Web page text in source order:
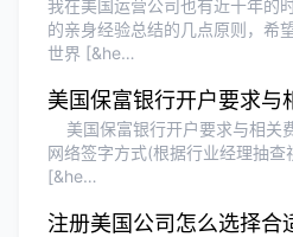
我在美国运营公司也有近十年的
的亲身经验总结的几点原则，希
世界 [&he…
美国保富银行开户要求与
美国保富银行开户要求与相关
网络签字方式(根据行业经理抽
[&he…
注册美国公司怎么选择合